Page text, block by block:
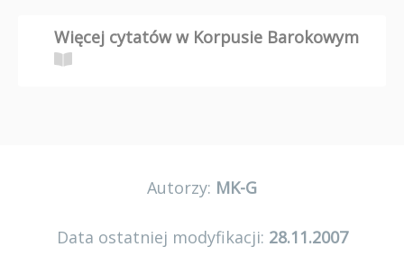
Więcej cytatów w Korpusie Barokowym
Autorzy: MK-G
Data ostatniej modyfikacji: 28.11.2007